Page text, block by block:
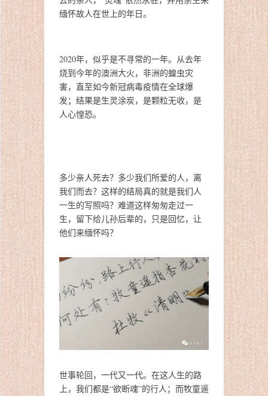
缅怀故人在世上的年日。
2020年，似乎是不寻常的一年。从去年
烧到今年的澳洲大火，非洲的蝗虫灾
害，直至如今新冠病毒疫情在全球爆
发；结果是生灵涂炭，是颗粒无收，是
人心惶恐。
多少亲人死去？多少我们所爱的人，离
我们而去？这样的结局真的就是我们人
一生的写照吗？难道这样匆匆走过一
生，留下给儿孙后辈的，只是回忆，让
他们来缅怀吗？
世事轮回，一代又一代。在这人生的路
上，我们都是“欲断魂”的行人；而牧童遥